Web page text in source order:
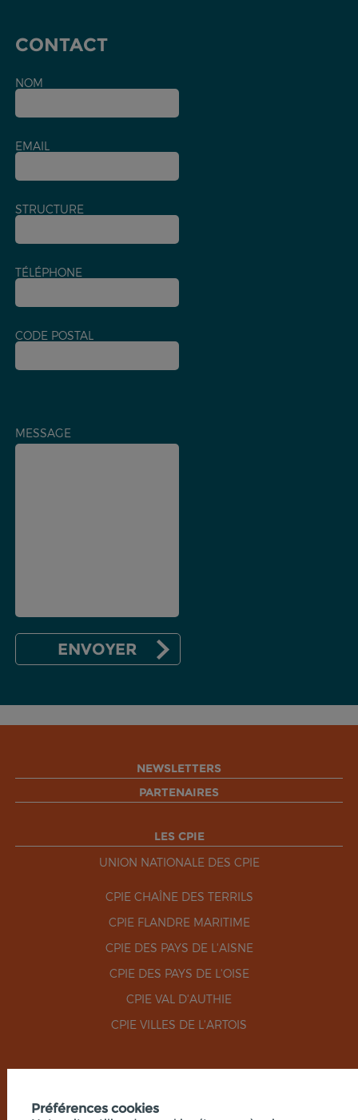
CONTACT
NOM
EMAIL
STRUCTURE
TÉLÉPHONE
CODE POSTAL
MESSAGE
NEWSLETTERS
PARTENAIRES
LES CPIE
UNION NATIONALE DES CPIE
CPIE CHAÎNE DES TERRILS
CPIE FLANDRE MARITIME
CPIE DES PAYS DE L'AISNE
CPIE DES PAYS DE L'OISE
CPIE VAL D'AUTHIE
CPIE VILLES DE L'ARTOIS
Préférences cookies